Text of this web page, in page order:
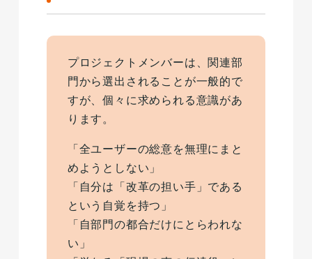
プロジェクトメンバーは、関連部
門から選出されることが一般的で
すが、個々に求められる意識があ
ります。
「全ユーザーの総意を無理にまと
めようとしない」
「自分は「改革の担い手」である
という自覚を持つ」
「自部門の都合だけにとらわれな
い」